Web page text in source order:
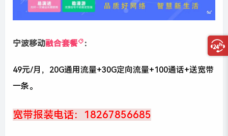
宁波移动融合套餐 ：
49元/月，20G通用流量+30G定向流量+100通话+送宽带
一条。
宽带报装电话：18267856685